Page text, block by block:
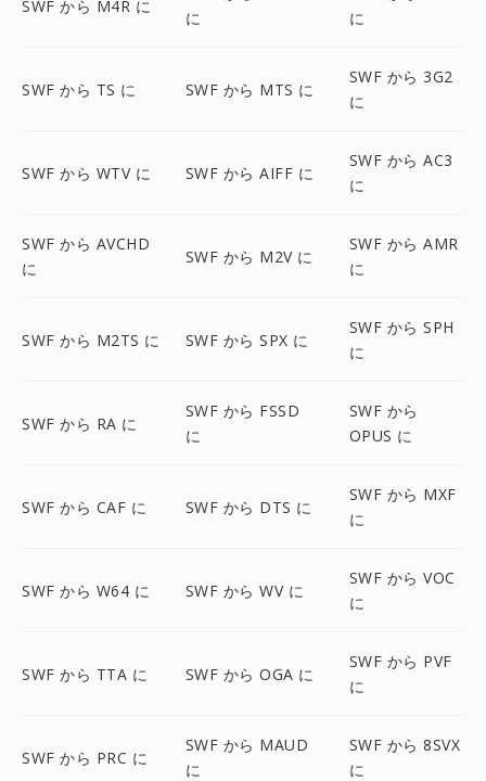
SWF から M4R に
に
に
SWF から TS に SWF から MTS に
SWF から 3G2
に
SWF から WTV に SWF から AIFF に
SWF から AC3
に
SWF から AVCHD
に
SWF から M2V に
SWF から AMR
に
SWF から M2TS に SWF から SPX に
SWF から SPH
に
SWF から RA に
SWF から FSSD
に
SWF から
OPUS に
SWF から CAF に SWF から DTS に
SWF から MXF
に
SWF から W64 に SWF から WV に
SWF から VOC
に
SWF から TTA に SWF から OGA に
SWF から PVF
に
SWF から PRC に
SWF から MAUD
に
SWF から 8SVX
に